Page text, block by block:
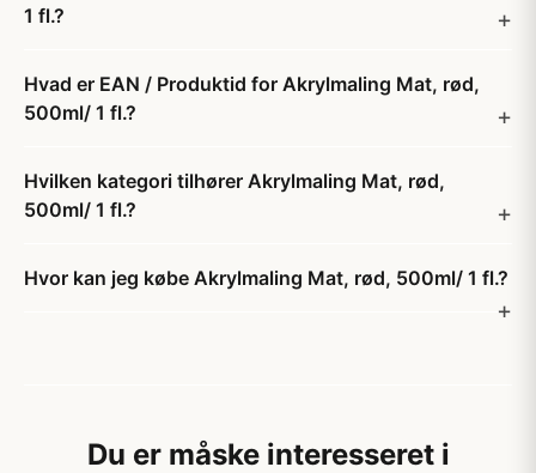
1 fl.?
Hvad er EAN / Produktid for Akrylmaling Mat, rød,
500ml/ 1 fl.?
Hvilken kategori tilhører Akrylmaling Mat, rød,
500ml/ 1 fl.?
Hvor kan jeg købe Akrylmaling Mat, rød, 500ml/ 1 fl.?
Du er måske interesseret i